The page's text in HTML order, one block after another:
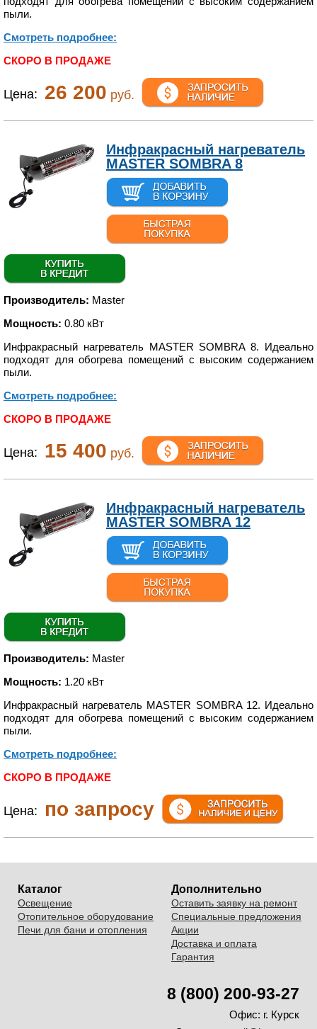
пыли.
Смотреть подробнее:
СКОРО В ПРОДАЖЕ
Цена: 26 200 руб.
Инфракрасный нагреватель
MASTER SOMBRA 8
Производитель: Master
Мощность: 0.80 кВт
Инфракрасный нагреватель MASTER SOMBRA 8. Идеально
подходят для обогрева помещений с высоким содержанием
пыли.
Смотреть подробнее:
СКОРО В ПРОДАЖЕ
Цена: 15 400 руб.
Инфракрасный нагреватель
MASTER SOMBRA 12
Производитель: Master
Мощность: 1.20 кВт
Инфракрасный нагреватель MASTER SOMBRA 12. Идеально
подходят для обогрева помещений с высоким содержанием
пыли.
Смотреть подробнее:
СКОРО В ПРОДАЖЕ
Цена: по запросу
Каталог
Освещение
Отопительное оборудование
Печи для бани и отопления
Дополнительно
Оставить заявку на ремонт
Специальные предложения
Акции
Доставка и оплата
Гарантия
8 (800) 200-93-27
Офис: г. Курск